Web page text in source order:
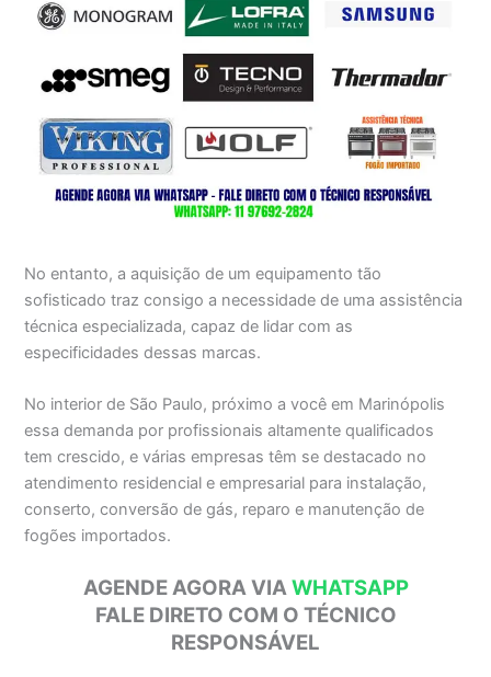
No entanto, a aquisição de um equipamento tão
sofisticado traz consigo a necessidade de uma assistência
técnica especializada, capaz de lidar com as
especificidades dessas marcas.
No interior de São Paulo, próximo a você em Marinópolis
essa demanda por profissionais altamente qualificados
tem crescido, e várias empresas têm se destacado no
atendimento residencial e empresarial para instalação,
conserto, conversão de gás, reparo e manutenção de
fogões importados.
AGENDE AGORA VIA WHATSAPP
FALE DIRETO COM O TÉCNICO
RESPONSÁVEL